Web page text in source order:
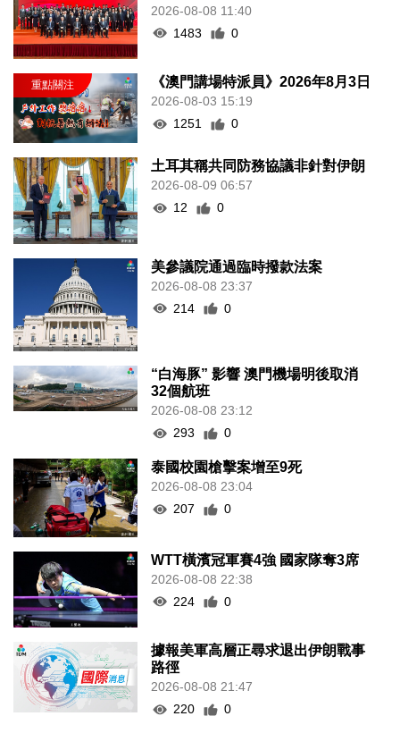
2026-08-08 11:40
1483
0
《澳門講場特派員》2026年8月3日
2026-08-03 15:19
1251
0
土耳其稱共同防務協議非針對伊朗
2026-08-09 06:57
12
0
美參議院通過臨時撥款法案
2026-08-08 23:37
214
0
“白海豚” 影響 澳門機場明後取消
32個航班
2026-08-08 23:12
293
0
泰國校園槍擊案增至9死
2026-08-08 23:04
207
0
WTT橫濱冠軍賽4強 國家隊奪3席
2026-08-08 22:38
224
0
據報美軍高層正尋求退出伊朗戰事
路徑
2026-08-08 21:47
220
0